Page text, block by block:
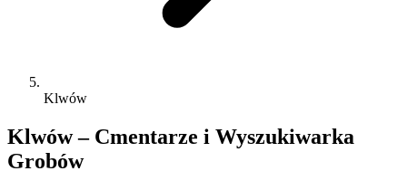
Klwów
Klwów – Cmentarze i Wyszukiwarka
Grobów